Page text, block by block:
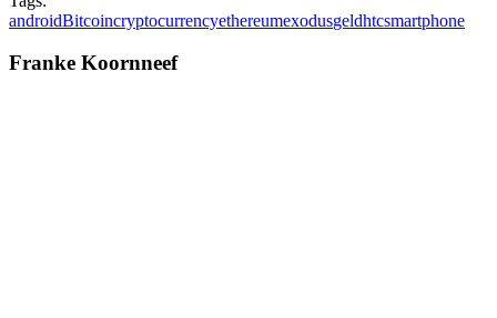
androidBitcoincryptocurrencyethereumexodusgeldhtcsmartphone
Franke Koornneef